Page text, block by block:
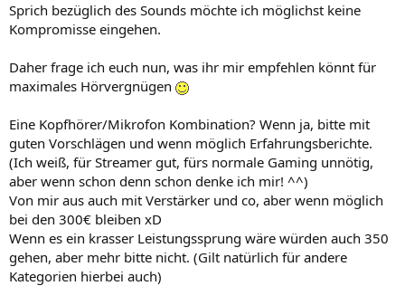
Sprich bezüglich des Sounds möchte ich möglichst keine
Kompromisse eingehen.
Daher frage ich euch nun, was ihr mir empfehlen könnt für
maximales Hörvergnügen
Eine Kopfhörer/Mikrofon Kombination? Wenn ja, bitte mit
guten Vorschlägen und wenn möglich Erfahrungsberichte.
(Ich weiß, für Streamer gut, fürs normale Gaming unnötig,
aber wenn schon denn schon denke ich mir! ^^)
Von mir aus auch mit Verstärker und co, aber wenn möglich
bei den 300€ bleiben xD
Wenn es ein krasser Leistungssprung wäre würden auch 350
gehen, aber mehr bitte nicht. (Gilt natürlich für andere
Kategorien hierbei auch)